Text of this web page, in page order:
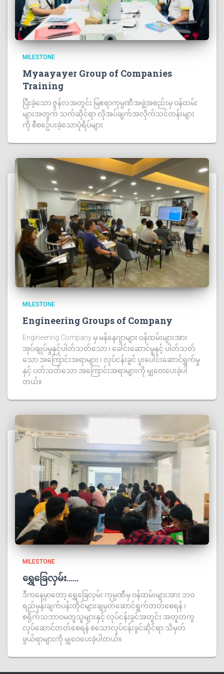
MILESTONE
Myaayayer Group of Companies
Training
ပြီးခဲ့သော ဇွန်လအတွင်း မြဧရာကုမ္ပဏီအဖွဲ့အစည်းမှ ဝန်ထမ်း
များအတွက် သက်ဆိုင်ရာ လိုအပ်ချက်အလိုက်သင်တန်းများ
ကို စီစဥ်ေပးခဲ့သောပုံရိပ်များ
MILESTONE
Engineering Groups of Company
Engineering Company မှ မန်နေဂျာများ ဝန်ထမ်းများအား
အုပ်ချုပ်မှုနှင့်ပါတ်သတ်သော ၊ ခေါင်းဆောင်မှုနှင့် ပါတ်သတ်
သော အကြောင်းအရာများ ၊ လုပ်ငန်းခွင် ပူးပေါင်းဆောင်ရွက်မှု
နှင့် ပတ်သတ်သော အကြောင်းအရာများကို မျှဝေးပေးခဲ့ပါ
တယ်။
MILESTONE
ရွှေခြေလှမ်း……
ဒီကနေ့မှာတော့ ရွှေခြေလှမ်း ကုမ္ပဏီမှ ဝန်ထမ်းများအား ဘဝ
ရည်မှန်းချက်ပန်းတိုင်များချမှတ်ဆောင်ရွက်တတ်စေရန် ၊
စရိုက်သဘာဝမတူသူများနှင့် လုပ်ငန်းခွင်အတွင်း အတူတကွ
လုပ်ဆောင်တတ်စေရန် စသောလုပ်ငန်းခွင်ဆိုင်ရာ သိမှတ်
ဖွယ်ရာများကို မျှဝေပေးခဲ့ပါတယ်။